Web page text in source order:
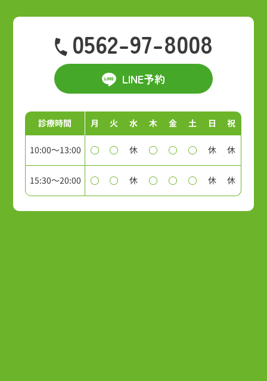
0562-97-8008
LINE予約
診療時間 月 火 水 木 金 土 日 祝
10:00～13:00 休 休 休
15:30～20:00 休 休 休